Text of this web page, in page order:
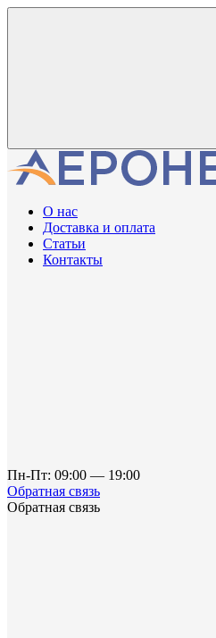
О нас
Доставка и оплата
Статьи
Контакты
Пн-Пт: 09:00 — 19:00
Обратная связь
Обратная связь